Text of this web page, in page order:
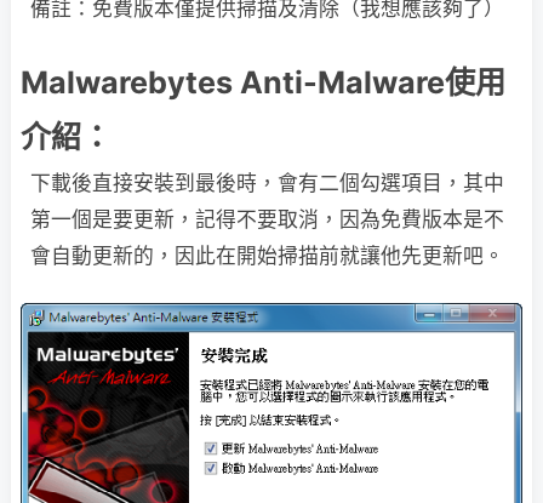
備註：免費版本僅提供掃描及清除（我想應該夠了）
Malwarebytes Anti-Malware使用
介紹：
下載後直接安裝到最後時，會有二個勾選項目，其中
第一個是要更新，記得不要取消，因為免費版本是不
會自動更新的，因此在開始掃描前就讓他先更新吧。